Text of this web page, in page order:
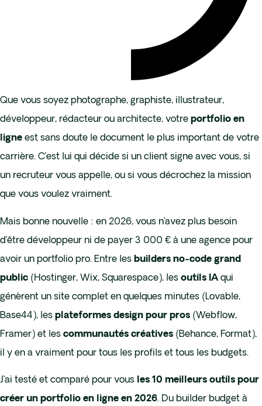
Que vous soyez photographe, graphiste, illustrateur,
développeur, rédacteur ou architecte, votre portfolio en
ligne est sans doute le document le plus important de votre
carrière. C’est lui qui décide si un client signe avec vous, si
un recruteur vous appelle, ou si vous décrochez la mission
que vous voulez vraiment.
Mais bonne nouvelle : en 2026, vous n’avez plus besoin
d’être développeur ni de payer 3 000 € à une agence pour
avoir un portfolio pro. Entre les builders no-code grand
public (Hostinger, Wix, Squarespace), les outils IAqui
génèrent un site complet en quelques minutes (Lovable,
Base44), les plateformes design pour pros (Webflow,
Framer) et les communautés créatives (Behance, Format),
il y en a vraiment pour tous les profils et tous les budgets.
J’ai testé et comparé pour vous les 10 meilleurs outils pour
créer un portfolio en ligne en 2026. Du builder budget à